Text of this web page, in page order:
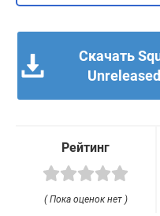
Скачать
Рейтинг
( Пока оценок нет )